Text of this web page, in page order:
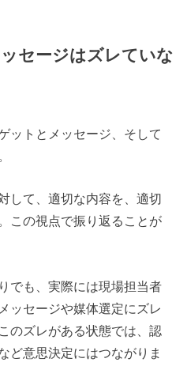
セージはズレていな
ットとメッセージ、そして
して、適切な内容を、適切
この視点で振り返ることが
でも、実際には現場担当者
ッセージや媒体選定にズレ
のズレがある状態では、認
ど意思決定にはつながりま